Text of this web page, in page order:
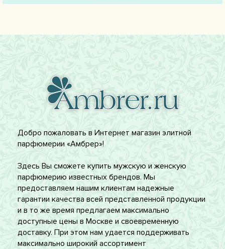
Добро пожаловать в Интернет магазин элитной
парфюмерии «Амбрер»!
Здесь Вы сможете купить мужскую и женскую
парфюмерию известных брендов. Мы
предоставляем нашим клиентам надежные
гарантии качества всей представленной продукции
и в то же время предлагаем максимально
доступные цены в Москве и своевременную
доставку. При этом нам удается поддерживать
максимально широкий ассортимент